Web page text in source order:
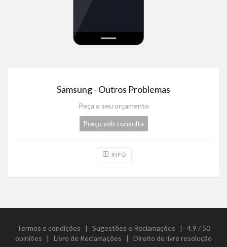
Samsung - Outros Problemas
Peça o seu orçamento
Preço sob consulta
INFO
Termos e condições | Sugestões e Reclamações | 4.9 / 50
opiniões | Livro de Reclamações | Direito de livre resolução